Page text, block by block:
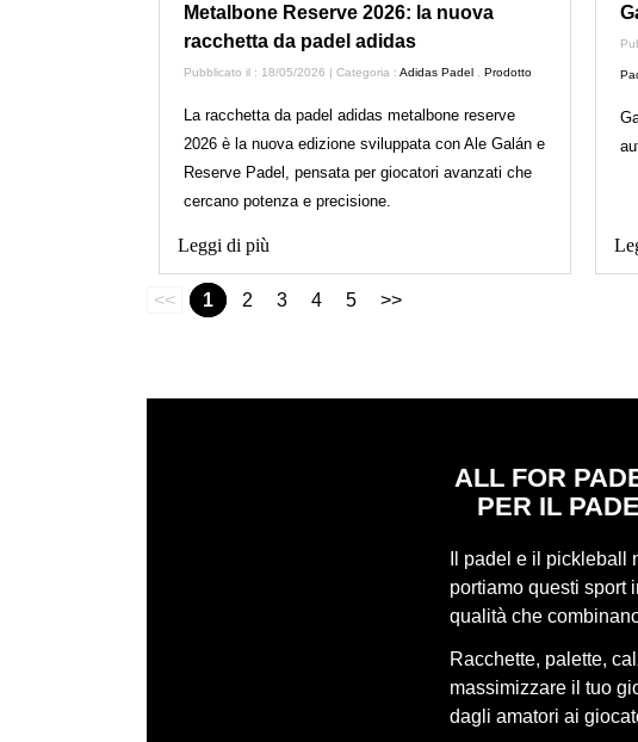
Metalbone Reserve 2026: la nuova
racchetta da padel adidas
Pubblicato il : 18/05/2026 | Categoria : Adidas Padel, Prodotto
La racchetta da padel adidas metalbone reserve
2026 è la nuova edizione sviluppata con Ale Galán e
Reserve Padel, pensata per giocatori avanzati che
cercano potenza e precisione.
Leggi di più
<< 1 2 3 4 5 >>
ALL FOR
PER IL
Il padel e il pickleball
portiamo questi sport
qualità che
Racchette, palette,
massimizzare il tuo
dagli amatori ai